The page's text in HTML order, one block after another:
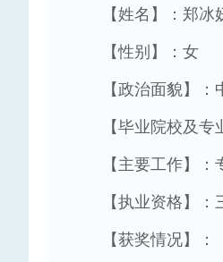
【姓名】：郑冰
【性别】：女
【政治面貌】
【毕业院校及
【主要工作】：
【执业资格】
【获奖情况】：